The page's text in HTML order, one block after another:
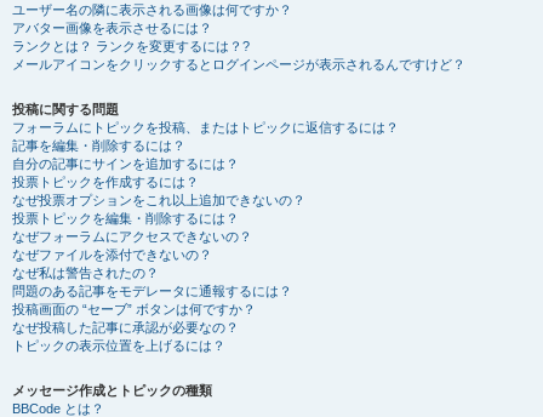
ユーザー名の隣に表示される画像は何ですか？
アバター画像を表示させるには？
ランクとは？ ランクを変更するには？?
メールアイコンをクリックするとログインページが表示されるんですけど？
投稿に関する問題
フォーラムにトピックを投稿、またはトピックに返信するには？
記事を編集・削除するには？
自分の記事にサインを追加するには？
投票トピックを作成するには？
なぜ投票オプションをこれ以上追加できないの？
投票トピックを編集・削除するには？
なぜフォーラムにアクセスできないの？
なぜファイルを添付できないの？
なぜ私は警告されたの？
問題のある記事をモデレータに通報するには？
投稿画面の “セーブ” ボタンは何ですか？
なぜ投稿した記事に承認が必要なの？
トピックの表示位置を上げるには？
メッセージ作成とトピックの種類
BBCode とは？